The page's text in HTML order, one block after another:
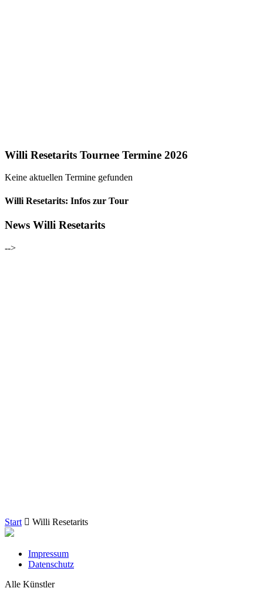
Willi Resetarits Tournee Termine 2026
Keine aktuellen Termine gefunden
Willi Resetarits: Infos zur Tour
News Willi Resetarits
-->
Start Willi Resetarits
Impressum
Datenschutz
Alle Künstler